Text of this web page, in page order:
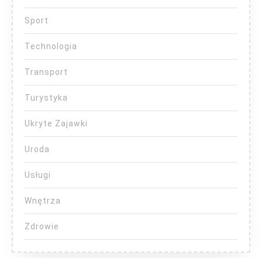
Sport
Technologia
Transport
Turystyka
Ukryte Zajawki
Uroda
Usługi
Wnętrza
Zdrowie